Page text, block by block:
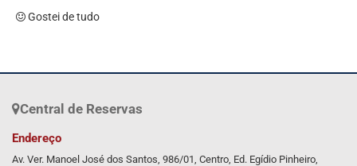
Gostei de tudo
Central de Reservas
Endereço
Av. Ver. Manoel José dos Santos, 986/01, Centro, Ed. Egídio Pinheiro,